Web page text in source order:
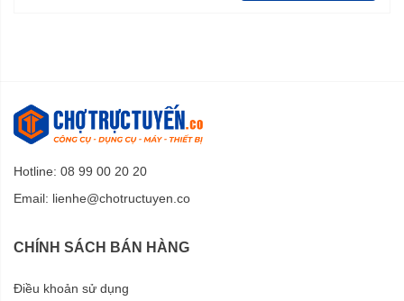
Hotline: 08 99 00 20 20
Email: lienhe@chotructuyen.co
CHÍNH SÁCH BÁN HÀNG
Điều khoản sử dụng